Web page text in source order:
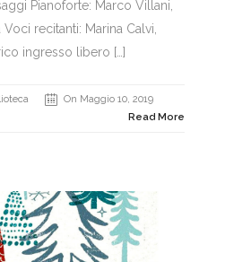
Pianoforte: Marco Villani,
recitanti: Marina Calvi,
ingresso libero […]
On Maggio 10, 2019
Read More